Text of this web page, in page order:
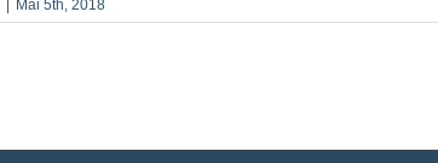
Mai 5th, 2018